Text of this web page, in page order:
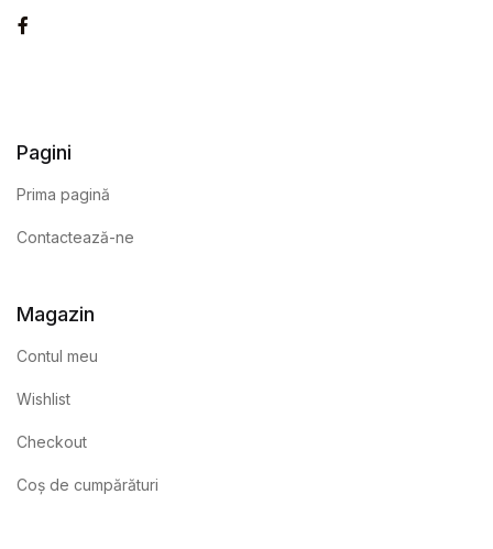
Pagini
Prima pagină
Contactează-ne
Magazin
Contul meu
Wishlist
Checkout
Coș de cumpărături